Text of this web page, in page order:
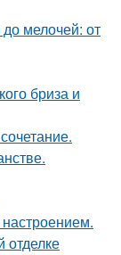
мелочей: от
бриза и